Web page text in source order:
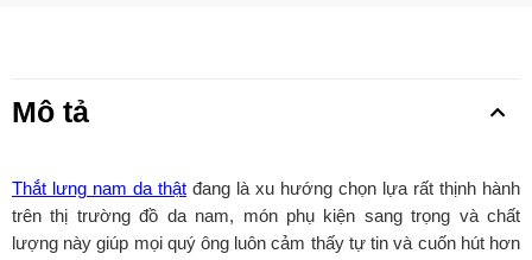
Mô tả
Thắt lưng nam da thật đang là xu hướng chọn lựa rất thịnh hành
trên thị trường đồ da nam, món phụ kiện sang trọng và chất
lượng này giúp mọi quý ông luôn cảm thấy tự tin và cuốn hút hơn